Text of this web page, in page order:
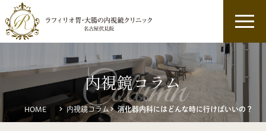
内視鏡コラム
column
HOME 内視鏡コラム 消化器内科にはどんな時に行けばいいの？